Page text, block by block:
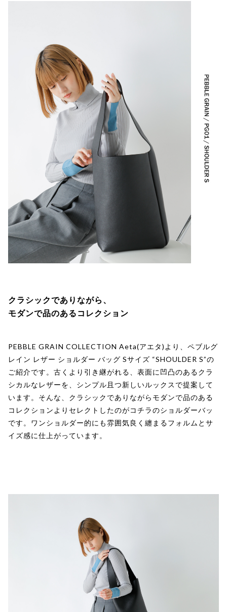
クラシックでありながら、
モダンで品のあるコレクション
PEBBLE GRAIN COLLECTION Aeta(アエタ)より、ペブルグ
レイン レザー ショルダー バッグ Sサイズ “SHOULDER S”の
ご紹介です。古くより引き継がれる、表面に凹凸のあるクラ
シカルなレザーを、シンプル且つ新しいルックスで提案して
います。そんな、クラシックでありながらモダンで品のある
コレクションよりセレクトしたのがコチラのショルダーバッ
です。ワンショルダー的にも雰囲気良く纏まるフォルムとサ
イズ感に仕上がっています。